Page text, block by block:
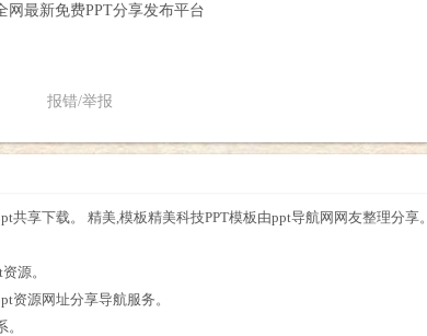
网最新免费PPT分享发布平台
报错/举报
享下载。 精美,模板精美科技PPT模板由ppt导航网网友整理分享。
源。
资源网址分享导航服务。